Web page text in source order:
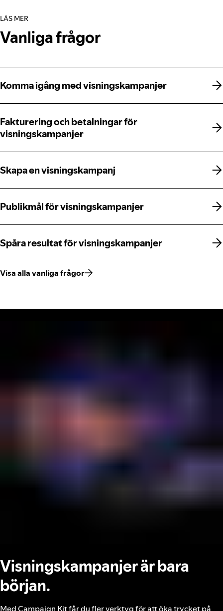
LÄS MER
Vanliga frågor
Komma igång med visningskampanjer
Komma igång med visningskampanjer
Fakturering och betalningar för
visningskampanjer
Fakturering och betalningar för
visningskampanjer
Skapa en visningskampanj
Skapa en visningskampanj
Publikmål för visningskampanjer
Publikmål för visningskampanjer
Spåra resultat för visningskampanjer
Spåra resultat för visningskampanjer
Visa alla vanliga frågor
Visningskampanjer är bara
början.
Med Campaign Kit får du fler verktyg för att öka trycket på